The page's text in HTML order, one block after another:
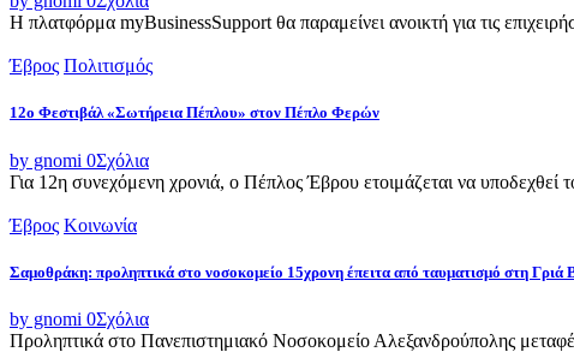
Η πλατφόρμα myBusinessSupport θα παραμείνει ανοικτή για τις
Έβρος Πολιτισμός
12ο Φεστιβάλ «Σωτήρεια Πέπλου» στον Πέπλο Φερών
by gnomi 0Σχόλια
Για 12η συνεχόμενη χρονιά, ο Πέπλος Έβρου ετοιμάζεται να υποδεχθεί
Έβρος Κοινωνία
Σαμοθράκη: προληπτικά στο νοσοκομείο 15χρονη έπειτα από ταυματισμό στη Γριά
by gnomi 0Σχόλια
Προληπτικά στο Πανεπιστημιακό Νοσοκομείο Αλεξανδρούπολης